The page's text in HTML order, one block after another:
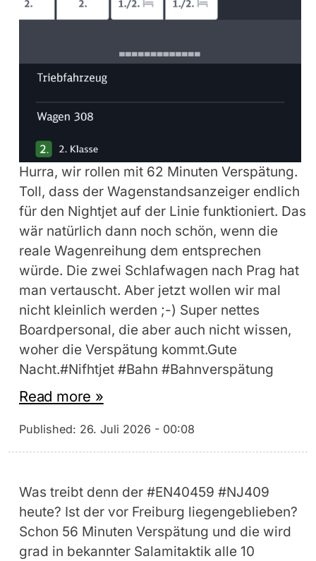
Hurra, wir rollen mit 62 Minuten Verspätung.
Toll, dass der Wagenstandsanzeiger endlich
für den Nightjet auf der Linie funktioniert. Das
wär natürlich dann noch schön, wenn die
reale Wagenreihung dem entsprechen
würde. Die zwei Schlafwagen nach Prag hat
man vertauscht. Aber jetzt wollen wir mal
nicht kleinlich werden ;-) Super nettes
Boardpersonal, die aber auch nicht wissen,
woher die Verspätung kommt.Gute
Nacht.#Nifhtjet #Bahn #Bahnverspätung
Read more »
Published: 26. Juli 2026 - 00:08
Was treibt denn der #EN40459 #NJ409
heute? Ist der vor Freiburg liegengeblieben?
Schon 56 Minuten Verspätung und die wird
grad in bekannter Salamitaktik alle 10